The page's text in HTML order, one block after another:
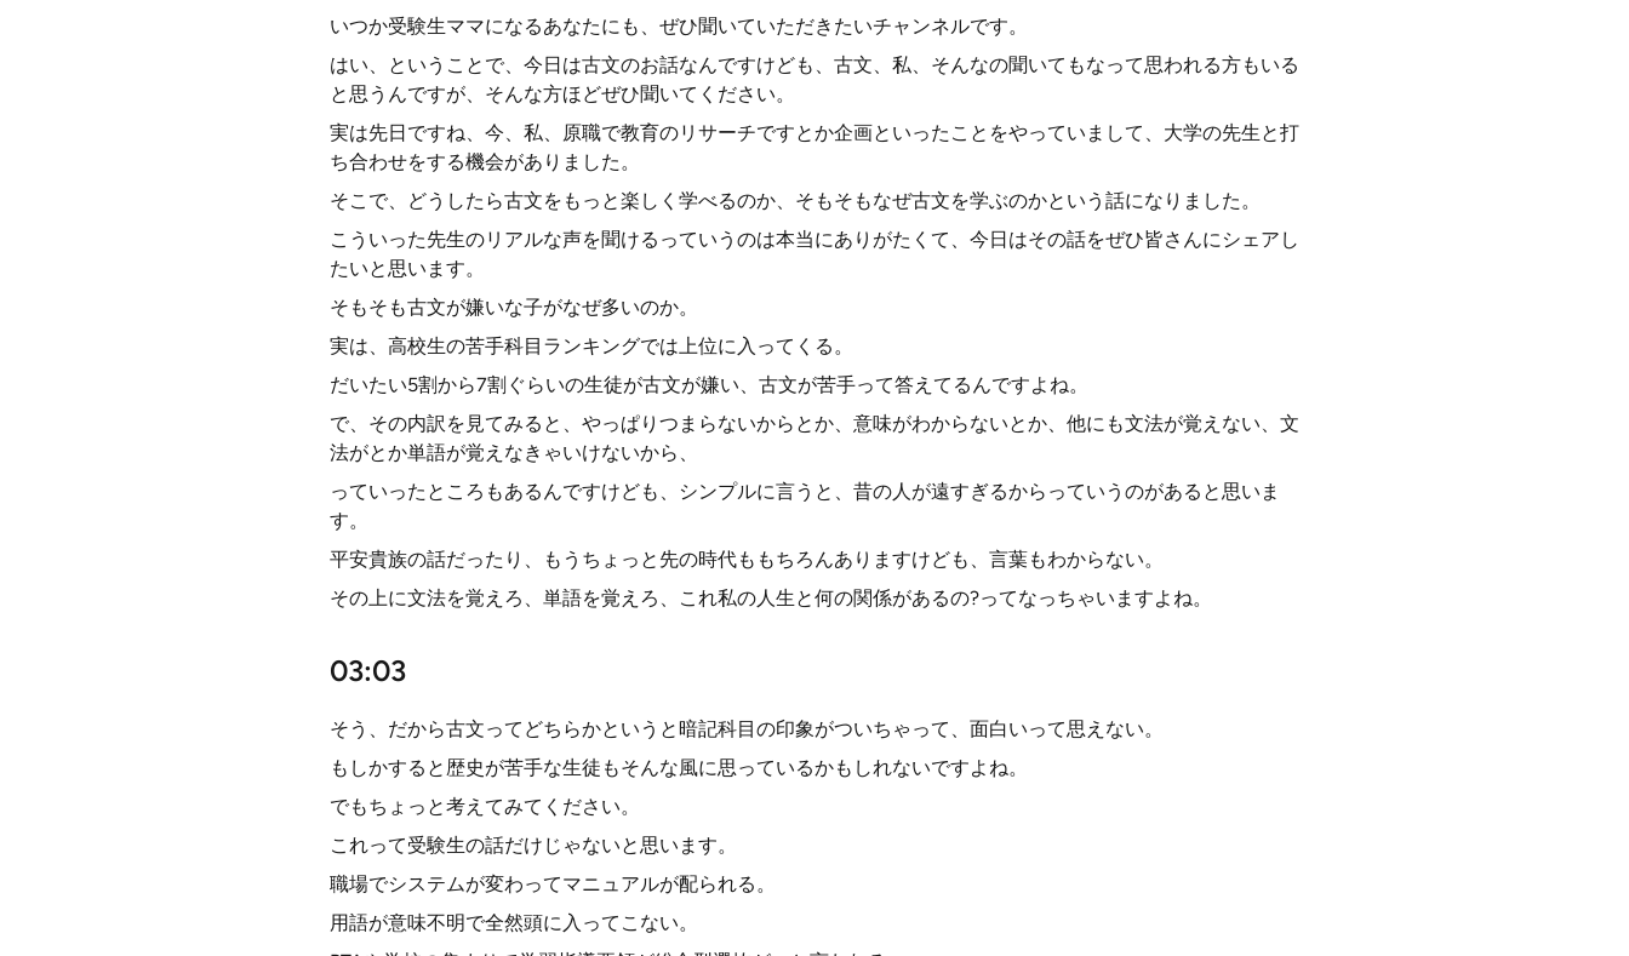
いつか受験生ママになるあなたにも、ぜひ聞いていただきたいチャンネルです。
はい、ということで、今日は古文のお話なんですけども、古文、私、そんなの聞いてもなって思われる方もいる
と思うんですが、そんな方ほどぜひ聞いてください。
実は先日ですね、今、私、原職で教育のリサーチですとか企画といったことをやっていまして、大学の先生と打
ち合わせをする機会がありました。
そこで、どうしたら古文をもっと楽しく学べるのか、そもそもなぜ古文を学ぶのかという話になりました。
こういった先生のリアルな声を聞けるっていうのは本当にありがたくて、今日はその話をぜひ皆さんにシェアし
たいと思います。
そもそも古文が嫌いな子がなぜ多いのか。
実は、高校生の苦手科目ランキングでは上位に入ってくる。
だいたい5割から7割ぐらいの生徒が古文が嫌い、古文が苦手って答えてるんですよね。
で、その内訳を見てみると、やっぱりつまらないからとか、意味がわからないとか、他にも文法が覚えない、文
法がとか単語が覚えなきゃいけないから、
っていったところもあるんですけども、シンプルに言うと、昔の人が遠すぎるからっていうのがあると思いま
す。
平安貴族の話だったり、もうちょっと先の時代ももちろんありますけども、言葉もわからない。
その上に文法を覚えろ、単語を覚えろ、これ私の人生と何の関係があるの?ってなっちゃいますよね。
03:03
そう、だから古文ってどちらかというと暗記科目の印象がついちゃって、面白いって思えない。
もしかすると歴史が苦手な生徒もそんな風に思っているかもしれないですよね。
でもちょっと考えてみてください。
これって受験生の話だけじゃないと思います。
職場でシステムが変わってマニュアルが配られる。
用語が意味不明で全然頭に入ってこない。